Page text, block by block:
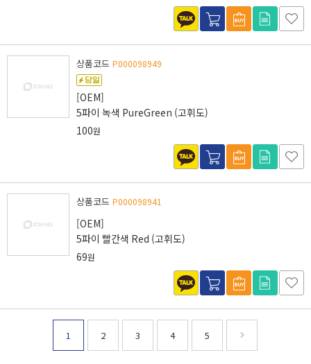
상품코드 P000098949
[OEM]
5파이 녹색 PureGreen (고휘도)
100원
상품코드 P000098941
[OEM]
5파이 빨간색 Red (고휘도)
69원
1 2 3 4 5